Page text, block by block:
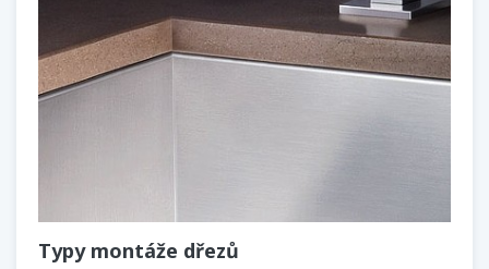
Typy montáže dřezů